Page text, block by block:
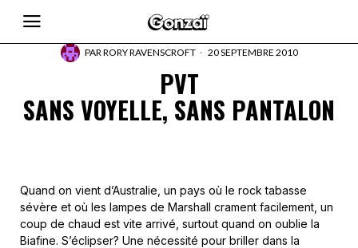
PARRORY RAVENSCROFT 20 SEPTEMBRE 2010
PVT
SANS VOYELLE, SANS PANTALON
Quand on vient d’Australie, un pays où le rock tabasse
sévère et où les lampes de Marshall crament facilement, un
coup de chaud est vite arrivé, surtout quand on oublie la
Biafine. S’éclipser? Une nécessité pour briller dans la